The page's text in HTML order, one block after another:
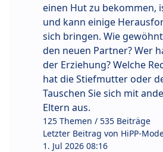
einen Hut zu bekommen,
und kann einige
sich bringen. Wie
den neuen Partner? Wer
der Erziehung? Welche
hat die Stiefmutter oder
Tauschen Sie sich mit
Eltern aus.
125 Themen / 535 Beiträge
Letzter Beitrag von HiPP-
1. Jul 2026 08:16